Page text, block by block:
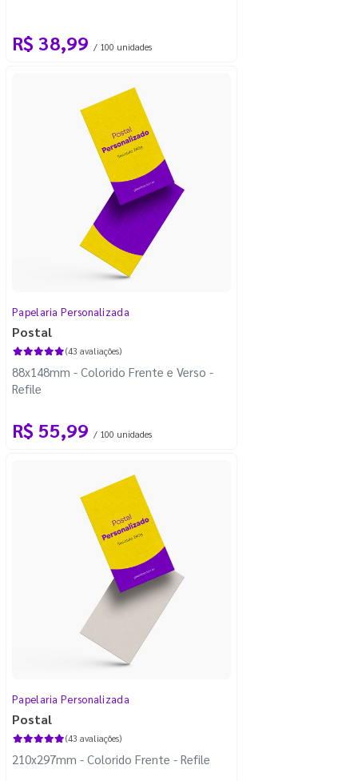
R$ 38,99 / 100 unidades
Papelaria Personalizada
Postal
(43 avaliações)
88x148mm - Colorido Frente e Verso -
Refile
R$ 55,99 / 100 unidades
Papelaria Personalizada
Postal
(43 avaliações)
210x297mm - Colorido Frente - Refile